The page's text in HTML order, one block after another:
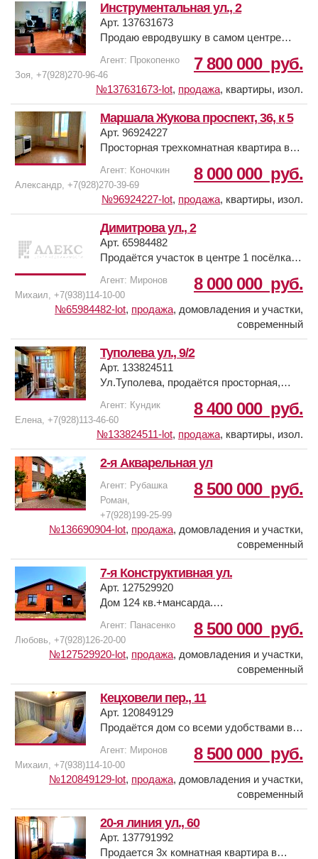
Инструментальная ул., 2
Арт. 137631673
Продаю евродвушку в самом центре
гостиная, изолированная спальня,
большая лоджия застеклена, хорошее
состояние, относительно новый дом,
чистый подъезд, консьерж, отличное
место, напротив парк Островского,
дворец культуры РСМ, транспорт в
любую точку города, садик, рынок,
школа, поликлиника.
7 800 000 руб.
Агент: Прокопенко
Зоя, +7(928)270-96-46
№137631673-lot, продажа, квартиры, изол.
Маршала Жукова проспект, 36, к 5
Арт. 96924227
Просторная трехкомнатная квартира в
Западные ворота.
Рядом детская поликлиника № 45,
детские сады № 8, № 12, № 210, школа
№ 115 им. Жданова, ТЦ Левенцовский.
Остановка общественного транспорта -
улица Маршала Жукова.
Несколько собственников.
8 000 000 руб.
Агент: Коночкин
Александр, +7(928)270-39-69
№96924227-lot, продажа, квартиры, изол.
Димитрова ул., 2
Арт. 65984482
Продаётся участок в центре 1 посёлка
капитальный ремонт или под снос.Все
коммуникации на участке. Отличный
район, с развитой инфраструктурой. 100
метров от церкви.Под индивидуальное
жилищное строительство или под
коммерческий обьект. Вход,възд с ул.
Димитрова.
#объект в нашей базе №13090329#
8 000 000 руб.
Агент: Миронов
Михаил, +7(938)114-10-00
№65984482-lot, продажа, домовладения и участки,
современный
Туполева ул., 9/2
Арт. 133824511
Ул.Туполева, продаётся просторная,
кирпичном доме.
Качественный ремонт.
Хорошая локация, рядом остановка
транспорта "Завод Алмаз", магазины, 2
поликлиники
(взрослая и детская), школа №113,
детский садик.
Закрытый двор, парковочное место во
дворе.
8 400 000 руб.
Агент: Кундик
Елена, +7(928)113-46-60
№133824511-lot, продажа, квартиры, изол.
2-я Акварельная ул
8 500 000 руб.
Агент: Рубашка
Роман,
+7(928)199-25-99
№136690904-lot, продажа, домовладения и участки,
современный
7-я Конструктивная ул.
Арт. 127529920
Дом 124 кв.+мансарда.
Ростов-на-Дону
Кумженка.
Заложен теплый пол.
6 соток.
Все коммуникации.
Кто хочет ремонт делать "сам", это для
вас.
Добро пожаловать.
8 500 000 руб.
Агент: Панасенко
Любовь, +7(928)126-20-00
№127529920-lot, продажа, домовладения и участки,
современный
Кецховели пер., 11
Арт. 120849129
Продаётся дом со всеми удобствами в
плодовые деревья. Все коммуникации
городские! есть летняя кухня 32.7 м.
фасад 12 метров.
8 500 000 руб.
Агент: Миронов
Михаил, +7(938)114-10-00
№120849129-lot, продажа, домовладения и участки,
современный
20-я линия ул., 60
Арт. 137791992
Продается 3х комнатная квартира в